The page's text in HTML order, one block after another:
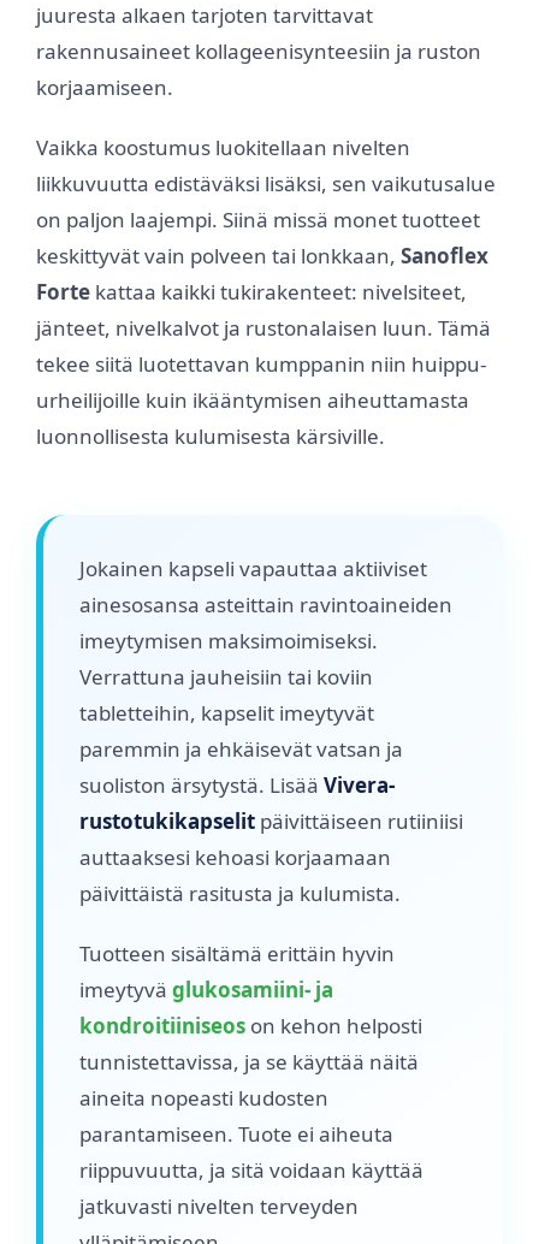
juuresta alkaen tarjoten tarvittavat
rakennusaineet kollageenisynteesiin ja ruston
korjaamiseen.
Vaikka koostumus luokitellaan nivelten
liikkuvuutta edistäväksi lisäksi, sen vaikutusalue
on paljon laajempi. Siinä missä monet tuotteet
keskittyvät vain polveen tai lonkkaan, Sanoflex
Forte kattaa kaikki tukirakenteet: nivelsiteet,
jänteet, nivelkalvot ja rustonalaisen luun. Tämä
tekee siitä luotettavan kumppanin niin huippu-
urheilijoille kuin ikääntymisen aiheuttamasta
luonnollisesta kulumisesta kärsiville.
Jokainen kapseli vapauttaa aktiiviset
ainesosansa asteittain ravintoaineiden
imeytymisen maksimoimiseksi.
Verrattuna jauheisiin tai koviin
tabletteihin, kapselit imeytyvät
paremmin ja ehkäisevät vatsan ja
suoliston ärsytystä. Lisää Vivera-
rustotukikapselit päivittäiseen rutiiniisi
auttaaksesi kehoasi korjaamaan
päivittäistä rasitusta ja kulumista.
Tuotteen sisältämä erittäin hyvin
imeytyvä glukosamiini- ja
kondroitiiniseos on kehon helposti
tunnistettavissa, ja se käyttää näitä
aineita nopeasti kudosten
parantamiseen. Tuote ei aiheuta
riippuvuutta, ja sitä voidaan käyttää
jatkuvasti nivelten terveyden